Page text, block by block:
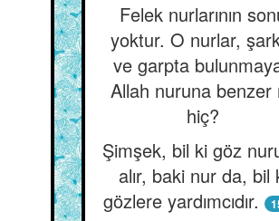
Felek nurlarının
yoktur. O nurlar,
ve garpta
Allah nuruna benzer
hiç?
Şimşek, bil ki göz
alır, baki nur da, bil
gözlere yardımcıdır.